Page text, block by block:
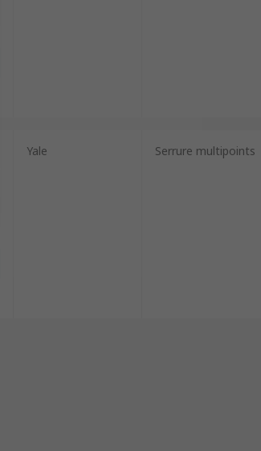
Yale Serrure multipoints